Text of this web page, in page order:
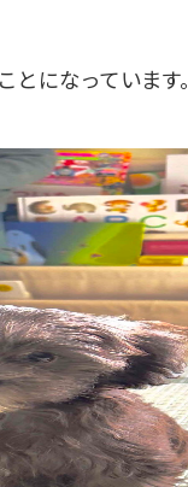
になっています。